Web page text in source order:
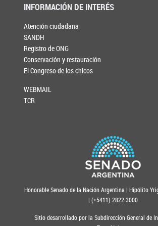
INFORMACIÓN DE INTERÉS
Atención ciudadana
SANDH
Registro de ONG
Conservación y restauración
El Congreso de los chicos
WEBMAIL
TCR
Honorable Senado de la Nación Argentina | Hipólito
| (+5411) 2822.3000
Sitio desarrollado por la Subdirección General de